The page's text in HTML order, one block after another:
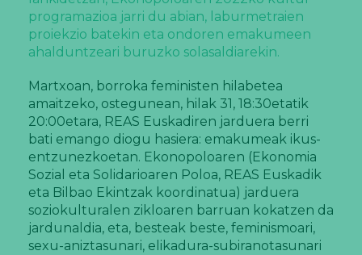
programazioa jarri du abian, laburmetraien
proiekzio batekin eta ondoren emakumeen
ahalduntzeari buruzko solasaldiarekin.
Martxoan, borroka feministen hilabetea
amaitzeko, ostegunean, hilak 31, 18:30etatik
20:00etara, REAS Euskadiren jarduera berri
bati emango diogu hasiera: emakumeak ikus-
entzunezkoetan. Ekonopoloaren (Ekonomia
Sozial eta Solidarioaren Poloa, REAS Euskadik
eta Bilbao Ekintzak koordinatua) jarduera
soziokulturalen zikloaren barruan kokatzen da
jardunaldia, eta, besteak beste, feminismoari,
sexu-aniztasunari, elikadura-subiranotasunari